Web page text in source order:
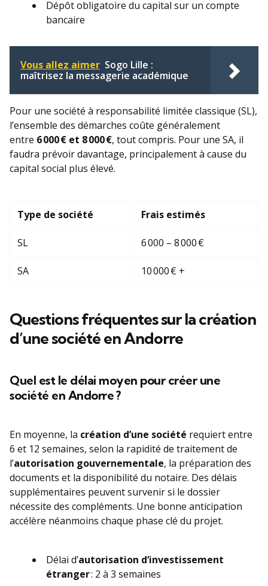
Dépôt obligatoire du capital sur un compte
bancaire
Vous allez aimer Sogo Lille :
maîtrisez la messagerie académique
Pour une société à responsabilité limitée classique (SL),
l’ensemble des démarches coûte généralement
entre 6 000 € et 8 000 €, tout compris. Pour une SA, il
faudra prévoir davantage, principalement à cause du
capital social plus élevé.
Type de société Frais estimés
SL 6 000 – 8 000 €
SA 10 000 € +
Questions fréquentes sur la création
d’une société en Andorre
Quel est le délai moyen pour créer une
société en Andorre ?
En moyenne, la création d’une société requiert entre
6 et 12 semaines, selon la rapidité de traitement de
l’autorisation gouvernementale, la préparation des
documents et la disponibilité du notaire. Des délais
supplémentaires peuvent survenir si le dossier
nécessite des compléments. Une bonne anticipation
accélère néanmoins chaque phase clé du projet.
Délai d’autorisation d’investissement
étranger: 2 à 3 semaines